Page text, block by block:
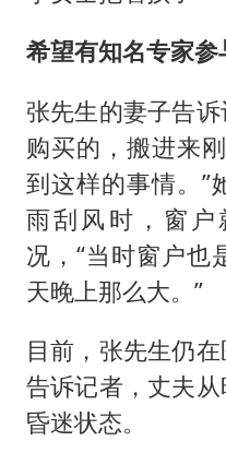
希望有知名专家
张先生的妻子告
购买的，搬进来
到这样的事情。”
雨刮风时，窗
况，“当时窗户也
天晚上那么大。”
目前，张先生仍
告诉记者，丈夫
昏迷状态。